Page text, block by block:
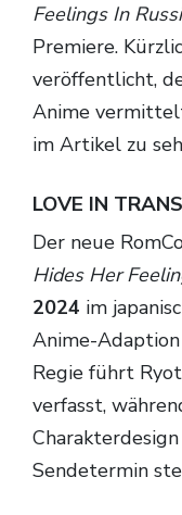
Feelings In
Premiere.
veröffentlicht,
Anime
im Artikel zu
LOVE IN
Der neue
Hides Her
2024 im
Anime-
Regie führt
verfasst,
Sendetermin